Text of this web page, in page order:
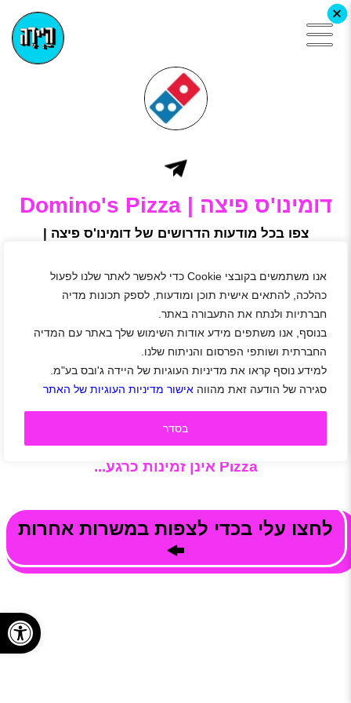
אנו משתמשים בקובצי Cookie כדי לאפשר לאתר שלנו לפעול
כהלכה, להתאים אישית תוכן ומודעות, לספק תכונות מדיה
חברתיות ולנתח את התעבורה באתר.
בנוסף, אנו משתפים מידע אודות השימוש שלך באתר עם המדיה
החברתית ושותפי הפרסום והניתוח שלנו.
למידע נוסף קראו את מדיניות העוגיות של היידה ג'ובס בע"מ.
סגירה של הודעה זאת מהווה אישור מדיניות העוגיות של האתר
בסדר
+
דומינו'ס פיצה | Domino's Pizza
צפו בכל מודעות הדרושים של דומינו'ס פיצה |
דומינו'ס פיצה הנה רשת פיצריות בינלאומית המונה למעלה
מ-17,000 סניפים ברחבי העולם. את פעילותה בישראל החלה
בדומינו'ס פיצה סטנדרטים בלתי מתפשרים של איכות, בדגש על
שימוש בחומרי גלם מובחרים וסביבת עבודה משפחתית, שמחה,
מתגמלת עם המון אפשרויות קידום!מעוניינים להיות חלק
ממשפחת דומינוס? צפו במשרות, הירשמו לאתר היידה
ושלחו מועמדות בלחיצת כפתור. קל למצוא עבודה!!!
משרות פנויות בחברת דומינו'ס פיצה | Domino's
Pizza אינן זמינות כרגע...
לחצו עלי בכדי לצפות במשרות אחרות